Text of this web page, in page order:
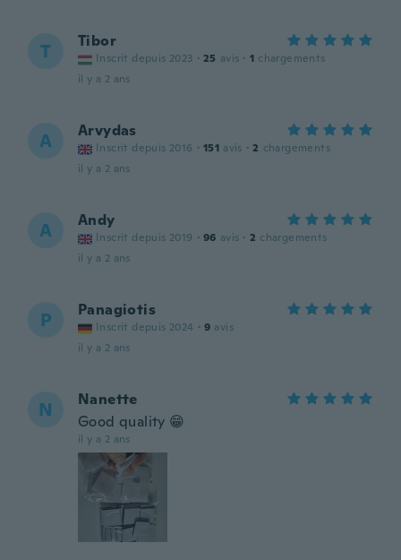
T Tibor
Inscrit depuis 2023 · 25 avis · 1 chargements
il y a 2 ans
A Arvydas
Inscrit depuis 2016 · 151 avis · 2 chargements
il y a 2 ans
A Andy
Inscrit depuis 2019 · 96 avis · 2 chargements
il y a 2 ans
P Panagiotis
Inscrit depuis 2024 · 9 avis
il y a 2 ans
N
Nanette
Good quality 😁
il y a 2 ans